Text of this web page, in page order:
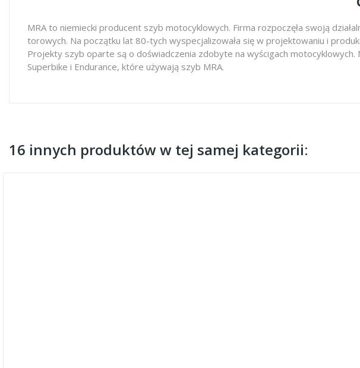
MRA to niemiecki producent szyb motocyklowych. Firma rozpoczęła swoją
torowych. Na początku lat 80-tych wyspecjalizowała się w projektowaniu i
Projekty szyb oparte są o doświadczenia zdobyte na wyścigach
Superbike i Endurance, które używają szyb MRA.
16 innych produktów w tej samej kategorii: